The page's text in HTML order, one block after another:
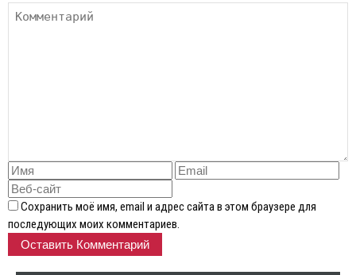
Сохранить моё имя, email и адрес сайта в этом браузере для
последующих моих комментариев.